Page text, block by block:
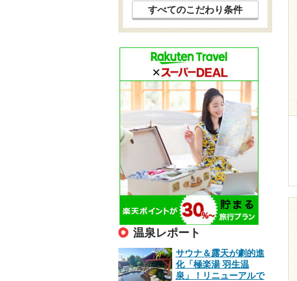
すべてのこだわり条件
温泉レポート
サウナ＆露天が劇的進
化「極楽湯 羽生温
泉」！リニューアルで